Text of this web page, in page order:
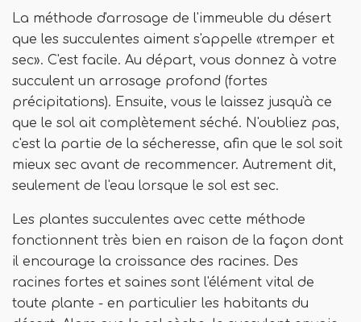
La méthode d'arrosage de l'immeuble du désert
que les succulentes aiment s'appelle «tremper et
sec». C'est facile. Au départ, vous donnez à votre
succulent un arrosage profond (fortes
précipitations). Ensuite, vous le laissez jusqu'à ce
que le sol ait complètement séché. N'oubliez pas,
c'est la partie de la sécheresse, afin que le sol soit
mieux sec avant de recommencer. Autrement dit,
seulement de l'eau lorsque le sol est sec.
Les plantes succulentes avec cette méthode
fonctionnent très bien en raison de la façon dont
il encourage la croissance des racines. Des
racines fortes et saines sont l'élément vital de
toute plante - en particulier les habitants du